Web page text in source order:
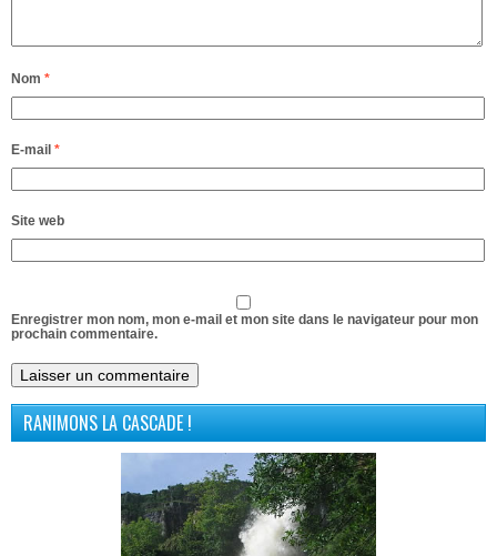
Nom *
E-mail *
Site web
Enregistrer mon nom, mon e-mail et mon site dans le navigateur pour mon
prochain commentaire.
RANIMONS LA CASCADE !